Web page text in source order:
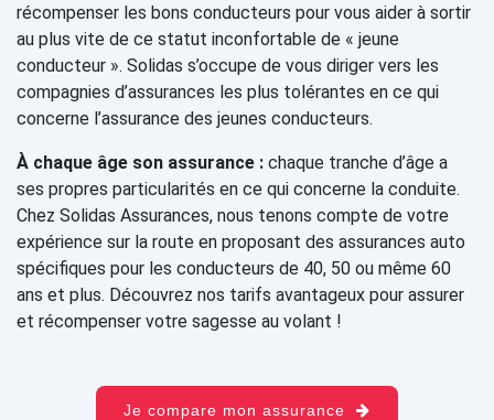
récompenser les bons conducteurs pour vous aider à sortir
au plus vite de ce statut inconfortable de « jeune
conducteur ». Solidas s’occupe de vous diriger vers les
compagnies d’assurances les plus tolérantes en ce qui
concerne l’assurance des jeunes conducteurs.
À chaque âge son assurance : chaque tranche d’âge a
ses propres particularités en ce qui concerne la conduite.
Chez Solidas Assurances, nous tenons compte de votre
expérience sur la route en proposant des assurances auto
spécifiques pour les conducteurs de 40, 50 ou même 60
ans et plus. Découvrez nos tarifs avantageux pour assurer
et récompenser votre sagesse au volant !
Je compare mon assurance